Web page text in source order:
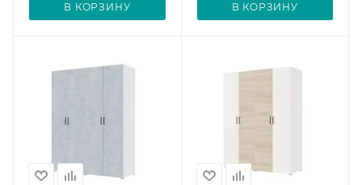
В КОРЗИНУ В КОРЗИНУ